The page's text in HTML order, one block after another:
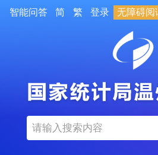
智能问答 简 繁 登录 无障碍阅